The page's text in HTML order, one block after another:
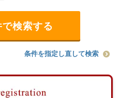
条件を指定し直して検索